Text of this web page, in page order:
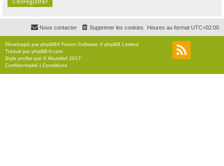
Heures au format UTC+02:00
Supprimer les cookies
Nous contacter
Développé parphpBB® Forum Software © phpBB Limited
Traduit parphpBB-fr.com
Style proflat par ©Mazeltof 2017
Confidentialité | Conditions